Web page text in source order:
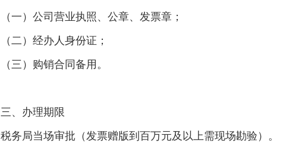
（一）公司营业执照、公章、发票章；
（二）经办人身份证；
（三）购销合同备用。
三、办理期限
税务局当场审批（发票赠版到百万元及以上需现场勘验）。